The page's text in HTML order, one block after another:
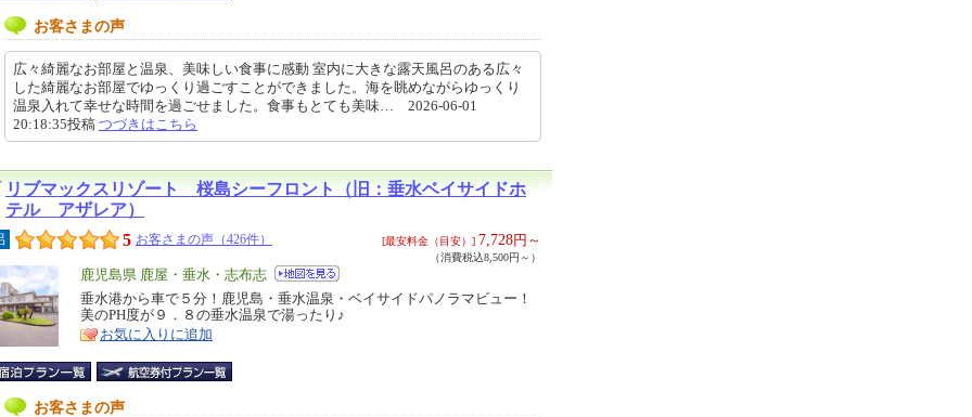
お客さまの声
広々綺麗なお部屋と温泉、美味しい食事に感動 室内に大きな露天風呂のある広々
した綺麗なお部屋でゆっくり過ごすことができました。海を眺めながらゆっくり
温泉入れて幸せな時間を過ごせました。食事もとても美味… 2026-06-01
20:18:35投稿 つづきはこちら
リブマックスリゾート 桜島シーフロント（旧：垂水ベイサイドホ
テル アザレア）
5 お客さまの声（426件） [最安料金（目安）] 7,728円～
（消費税込8,500円～）
エ
リ
ア
鹿児島県 鹿屋・垂水・志布志
特
徴
垂水港から車で５分！鹿児島・垂水温泉・ベイサイドパノラマビュー！
美のPH度が９．８の垂水温泉で湯ったり♪
お気に入りに追加
お客さまの声